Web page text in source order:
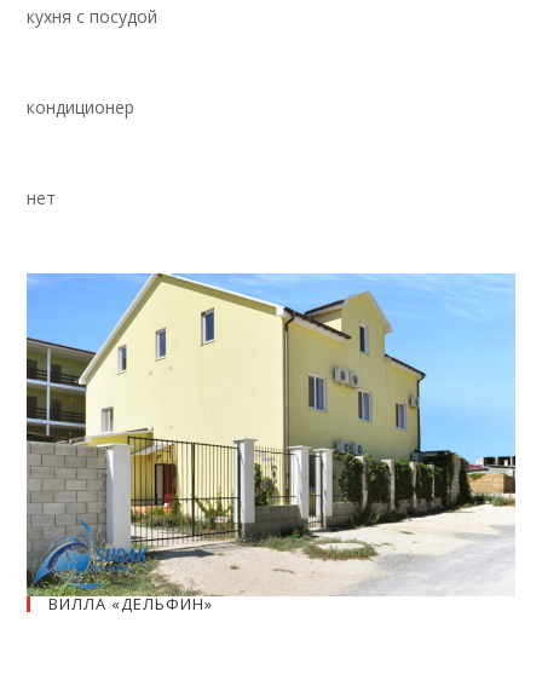
кухня с посудой
кондиционер
нет
ВИЛЛА «ДЕЛЬФИН»